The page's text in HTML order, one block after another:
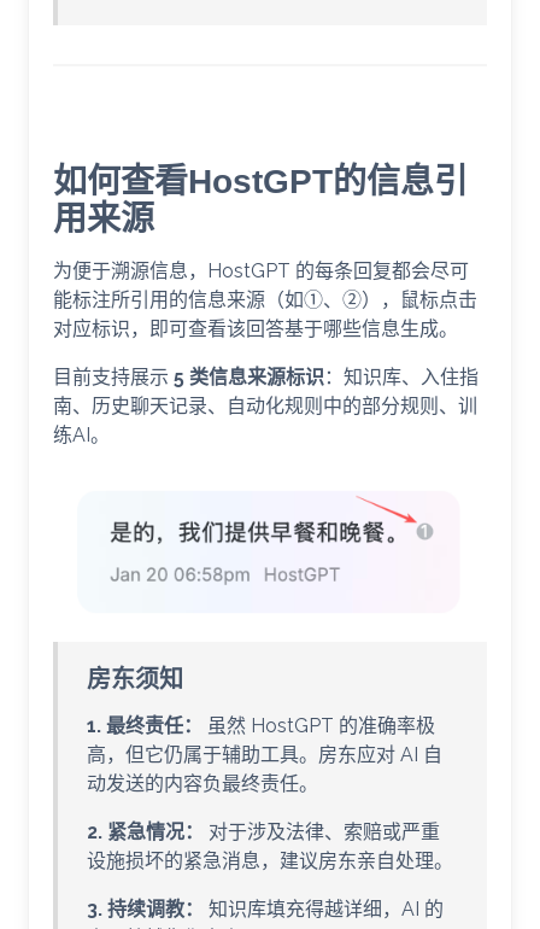
如何查看HostGPT的信息引
用来源
为便于溯源信息，HostGPT 的每条回复都会尽可
能标注所引用的信息来源（如①、②），鼠标点击
对应标识，即可查看该回答基于哪些信息生成。
目前支持展示 5 类信息来源标识 ：知识库、入住指
南、历史聊天记录、自动化规则中的部分规则、训
练AI。
房东须知
1. 最终责任：
虽然 HostGPT 的准确率极
高，但它仍属于辅助工具。房东应对 AI 自
动发送的内容负最终责任。
2. 紧急情况：
对于涉及法律、索赔或严重
设施损坏的紧急消息，建议房东亲自处理。
3. 持续调教：
知识库填充得越详细，AI 的